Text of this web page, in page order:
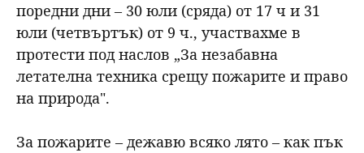
поредни дни – 30 юли (сряда) от 17 ч и 31
юли (четвъртък) от 9 ч., участвахме в
протести под наслов „За незабавна
летателна техника срещу пожарите и право
на природа".
За пожарите – дежавю всяко лято – как пък